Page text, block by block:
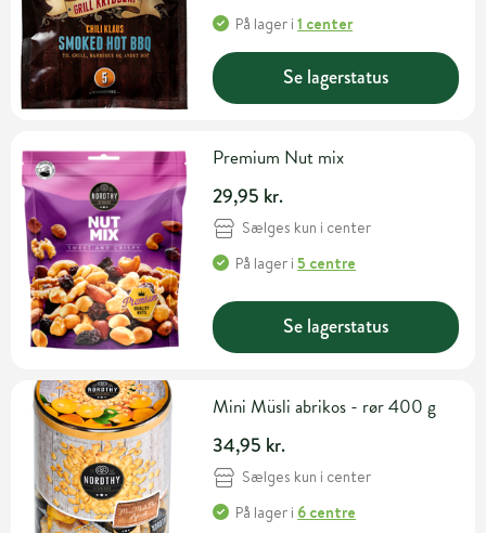
På lager i1 center
Se lagerstatus
Premium Nut mix
29,95 kr.
Sælges kun i center
På lager i5 centre
Se lagerstatus
Mini Müsli abrikos - rør 400 g
34,95 kr.
Sælges kun i center
På lager i 6 centre